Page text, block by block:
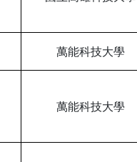
萬能科技大學
萬能科技大學